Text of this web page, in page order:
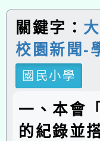
關鍵字：
校園新聞-
國民小學
一、本會
的紀錄並